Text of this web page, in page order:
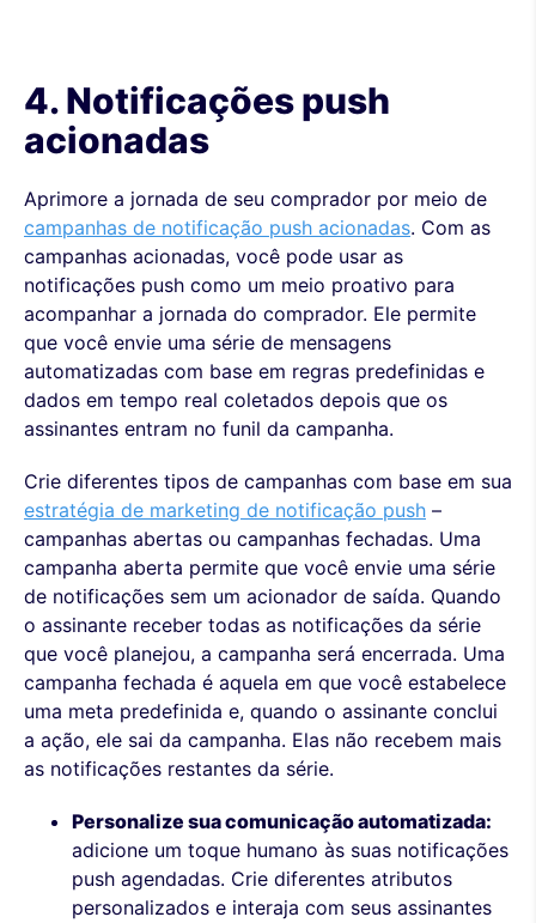
4. Notificações push
acionadas
Aprimore a jornada de seu comprador por meio de
campanhas de notificação push acionadas. Com as
campanhas acionadas, você pode usar as
notificações push como um meio proativo para
acompanhar a jornada do comprador. Ele permite
que você envie uma série de mensagens
automatizadas com base em regras predefinidas e
dados em tempo real coletados depois que os
assinantes entram no funil da campanha.
Crie diferentes tipos de campanhas com base em sua
estratégia de marketing de notificação push –
campanhas abertas ou campanhas fechadas. Uma
campanha aberta permite que você envie uma série
de notificações sem um acionador de saída. Quando
o assinante receber todas as notificações da série
que você planejou, a campanha será encerrada. Uma
campanha fechada é aquela em que você estabelece
uma meta predefinida e, quando o assinante conclui
a ação, ele sai da campanha. Elas não recebem mais
as notificações restantes da série.
Personalize sua comunicação automatizada:
adicione um toque humano às suas notificações
push agendadas. Crie diferentes atributos
personalizados e interaja com seus assinantes